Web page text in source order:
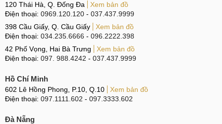
120 Thái Hà, Q. Đống Đa
Xem bản đồ
Điện thoại: 0969.120.120 - 037.437.9999
398 Cầu Giấy, Q. Cầu Giấy
Xem bản đồ
Điện thoại: 034.235.6666 - 096.2222.398
42 Phố Vọng, Hai Bà Trưng
Xem bản đồ
Điện thoại: 097. 988.4242 - 037.437.9999
Hồ Chí Minh
602 Lê Hồng Phong, P.10, Q.10
Xem bản đồ
Điện thoại: 097.1111.602 - 097.3333.602
Đà Nẵng